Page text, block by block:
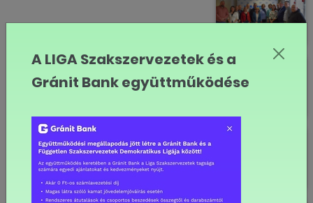
Boldog karácsonyt!
"A minimálbér referenciapont"
A LIGA Szakszervezetek és a
Gránit Bank együttműködése